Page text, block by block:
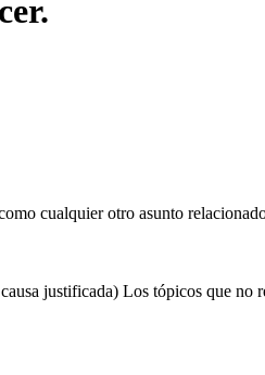
cualquier otro asunto
justificada) Los tópicos que no